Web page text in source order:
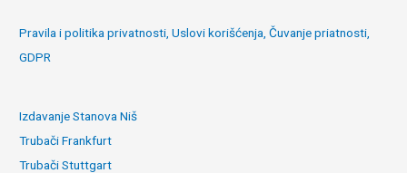
Pravila i politika privatnosti, Uslovi korišćenja, Čuvanje priatnosti,
GDPR
Izdavanje Stanova Niš
Trubači Frankfurt
Trubači Stuttgart